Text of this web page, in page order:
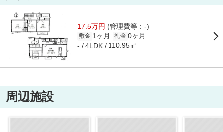
17.5万円 (管理費等：-)
敷金 1ヶ月 礼金 0ヶ月
- 4LDK 110.95㎡
周辺施設